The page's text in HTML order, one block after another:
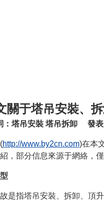
關于塔吊安裝、
： 塔吊安裝 塔吊拆卸 發表
http://www.by2cn.com)在本
，部分信息來源于網絡，僅
指塔吊安裝、拆卸、頂升